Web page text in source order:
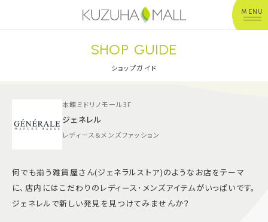
MENU
年中無休平 日：10:00~20:00
※店舗により異なる
ショップガイド
グルメ＆フード
ショップニュース
SHOP GUIDE
ショップガイド
本館ミドリノモール3F
ジェネレル
レディース＆メンズファッション
何でも揃う雑貨屋さん(ジェネラルストア)のようなお店をテーマ
に、店内にはこだわりのレディース･メンズアイテムがいっぱいです。
ジェネレルで新しい発見を見つけてみませんか？